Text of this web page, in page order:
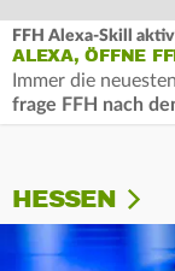
FFH Alexa-Skill
ALEXA, ÖFFNE
Immer die
frage FFH nach
HESSEN